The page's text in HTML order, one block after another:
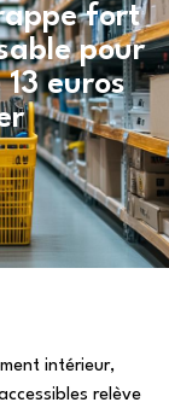
fort
pour
euros
intérieur,
relève